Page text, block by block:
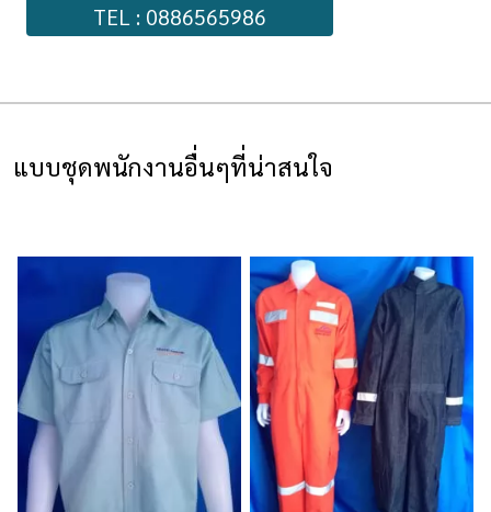
TEL : 0886565986
แบบชุดพนักงานอื่นๆที่น่าสนใจ